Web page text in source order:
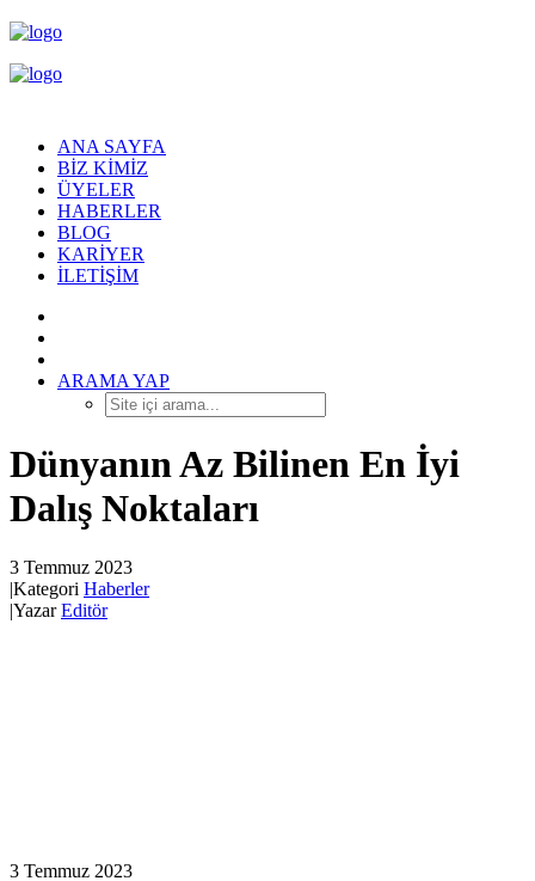
ANA SAYFA
BIZ KIMIZ
ÜYELER
HABERLER
BLOG
KARIYER
İLETIŞIM
ARAMA YAP
Dünyanın Az Bilinen En İyi
Dalış Noktaları
3 Temmuz 2023
|Kategori Haberler
|YazarEditör
3 Temmuz 2023